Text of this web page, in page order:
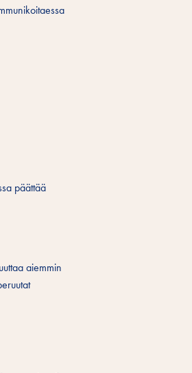
päättää
aiemmin